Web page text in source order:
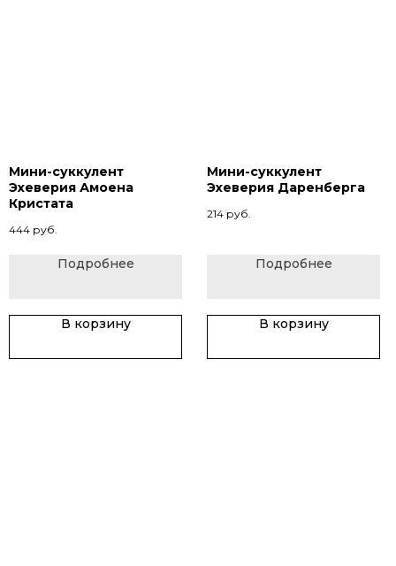
Мини-суккулент
Эхеверия Амоена
Кристата
444 руб.
Подробнее
В корзину
Мини-суккулент
Эхеверия Даренберга
214 руб.
Подробнее
В корзину